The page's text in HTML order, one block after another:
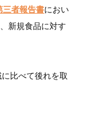
三者報告書におい
新規食品に対す
比べて後れを取